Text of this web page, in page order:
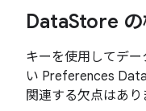
DataStore
キーを使用してデ
い Preferences
関連する欠点はあり